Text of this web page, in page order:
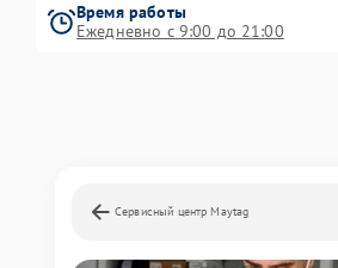
Время работы
Ежедневно с 9:00 до 21:00
Сервисный центр Maytag